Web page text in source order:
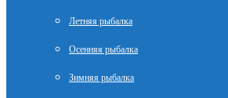
Летняя рыбалка
Осенняя рыбалка
Зимняя рыбалка